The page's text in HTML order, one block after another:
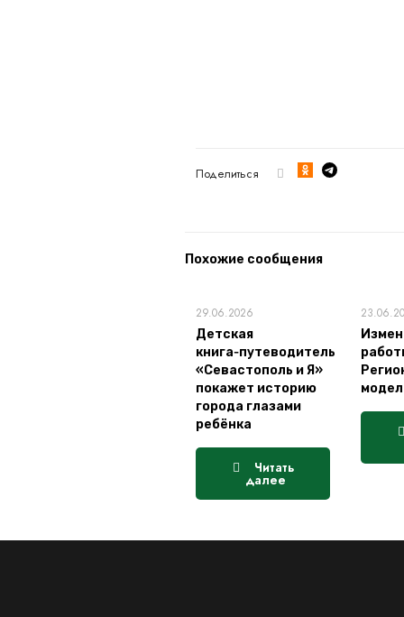
Поделиться
Похожие сообщения
29.06.2026
Детская
книга‑путеводитель
«Севастополь и Я»
покажет историю
города глазами
ребёнка
Читать
далее